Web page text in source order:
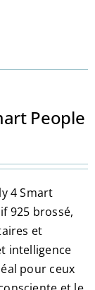
People
4 Smart
925 brossé,
et
intelligence
pour ceux